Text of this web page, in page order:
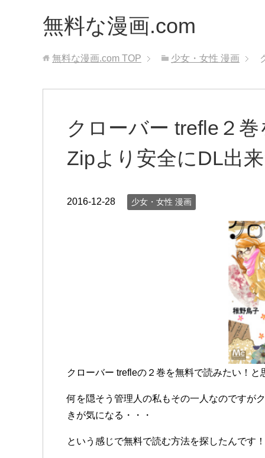
無料な漫画.com
無料な漫画.com TOP 少女・女性 漫画
クローバー trefle２
Zipより安全にDL出来
2016-12-28 少女・女性 漫画
クローバー trefleの２巻を無料で読みたい！と
何を隠そう管理人の私もその一人なのですが
きが気になる・・・
という感じで無料で読む方法を探したんです！